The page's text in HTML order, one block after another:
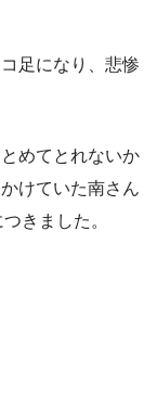
足になり、悲惨
めてとれないか
けていた南さん
きました。